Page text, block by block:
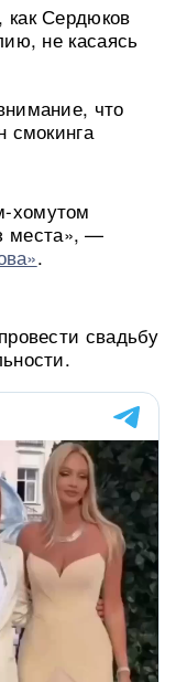
Сердюков
не касаясь
что
смокинга
хомутом
места», —
.
свадьбу